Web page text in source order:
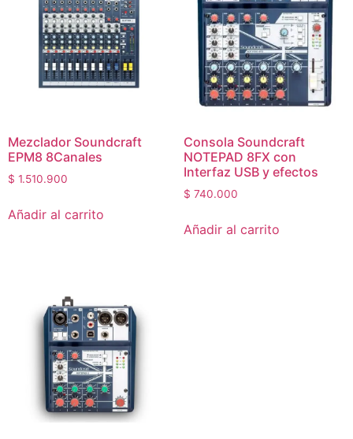
Mezclador Soundcraft
EPM8 8Canales
$ 1.510.900
Añadir al carrito
Consola Soundcraft
NOTEPAD 8FX con
Interfaz USB y efectos
$ 740.000
Añadir al carrito